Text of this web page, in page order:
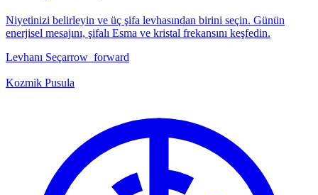
Niyetinizi belirleyin ve üç şifa levhasından birini seçin. Günün
enerjisel mesajını, şifalı Esma ve kristal frekansını keşfedin.
Levhanı Seçarrow_forward
Kozmik Pusula